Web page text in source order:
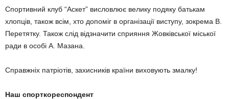
Спортивний клуб “Аскет” висловлює велику подяку батькам
хлопців, також всім, хто допоміг в організації виступу, зокрема В.
Перетятку. Також слід відзначити сприяння Жовківської міської
ради в особі А. Мазана.
Справжніх патріотів, захисників країни виховують змалку!
Наш спорткореспондент